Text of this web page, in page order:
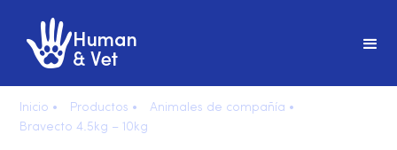
Inicio • Productos •
Animales de compañía •
Bravecto 4.5kg – 10kg